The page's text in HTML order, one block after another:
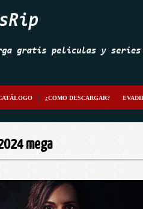
¿COMO DESCARGAR?
mega